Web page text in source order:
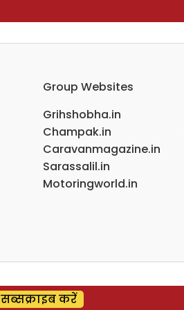
Group Websites
Grihshobha.in
Champak.in
Caravanmagazine.in
Sarassalil.in
Motoringworld.in
सब्सक्राइब करें